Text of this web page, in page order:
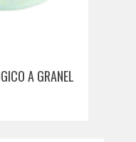
A GRANEL